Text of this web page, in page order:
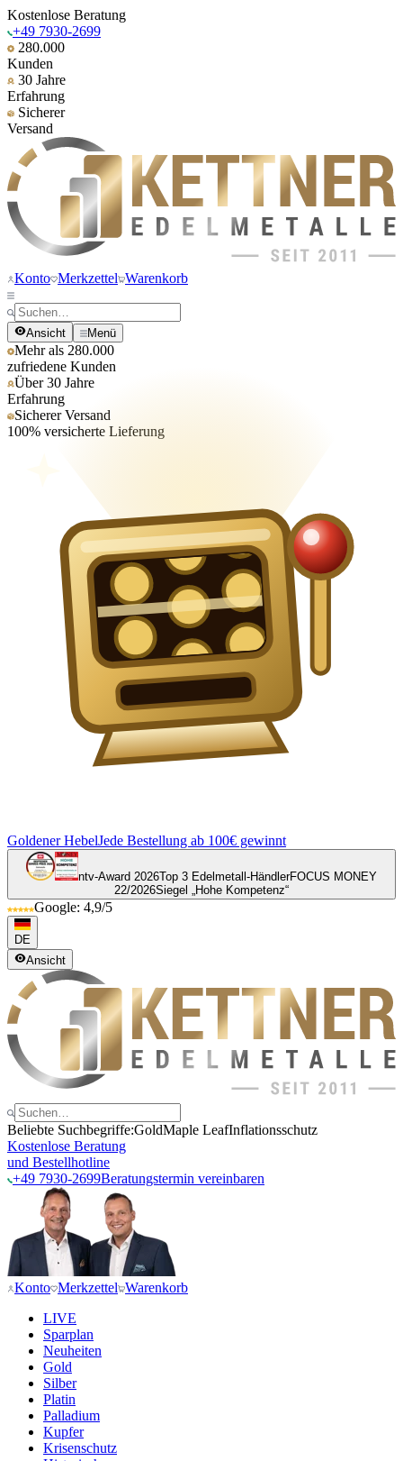
Kostenlose Beratung
+49 7930-2699
280.000
Kunden
30 Jahre
Erfahrung
Sicherer
Versand
Konto Merkzettel Warenkorb
Ansicht Menü
Mehr als 280.000
zufriedene Kunden
Über 30 Jahre
Erfahrung
Sicherer Versand
100% versicherte Lieferung
Goldener HebelJede Bestellung ab 100€ gewinnt
ntv-Award 2026Top 3 Edelmetall-HändlerFOCUS MONEY
22/2026Siegel „Hohe Kompetenz“
Google: 4,9/5
DE
Ansicht
Beliebte Suchbegriffe:GoldMaple LeafInflationsschutz
Kostenlose Beratung
und Bestellhotline
+49 7930-2699Beratungstermin vereinbaren
Konto Merkzettel Warenkorb
LIVE
Sparplan
Neuheiten
Gold
Silber
Platin
Palladium
Kupfer
Krisenschutz